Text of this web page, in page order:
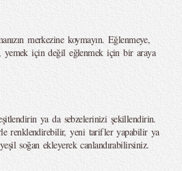
merkezine koymayın. Eğlenmeye,
yemek için değil eğlenmek için bir araya
ya da sebzelerinizi şekillendirin.
renklendirebilir, yeni tarifler yapabilir ya
soğan ekleyerek canlandırabilirsiniz.